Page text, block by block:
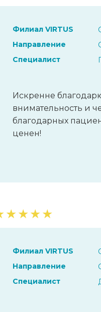
Филиал VIRTUS
Направление
Специалист
Искренне
внимательность и
благодарных
ценен!
★★★★
Филиал VIRTUS
Направление
Специалист